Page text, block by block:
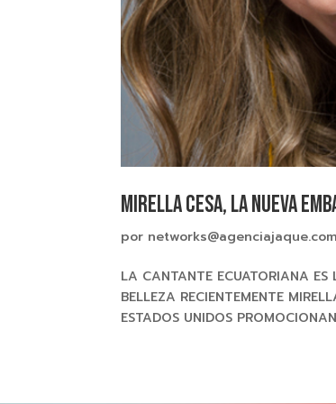
Mirella Cesa, la nueva
por networks@agenciajaque.com
LA CANTANTE ECUATORIANA
BELLEZA RECIENTEMENTE
ESTADOS UNIDOS